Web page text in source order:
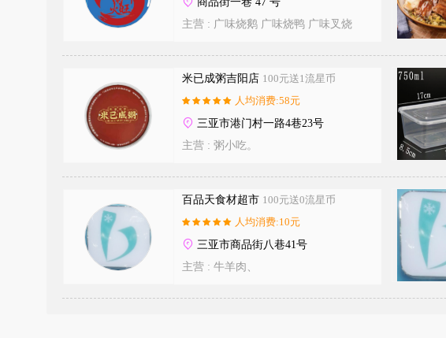
主营 : 广味烧鹅 广味烧鸭 广味叉烧
米已成粥吉阳店 100元送1流星币
人均消费:58元
三亚市港门村一路4巷23号
主营 :粥小吃。
百品天食材超市 100元送0流星币
人均消费:10元
三亚市商品街八巷41号
主营 :牛羊肉、